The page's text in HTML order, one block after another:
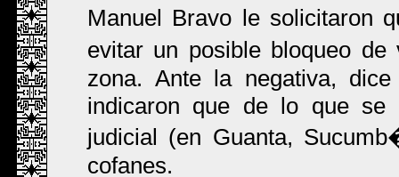
Manuel Bravo le solicitaron
evitar un posible bloqueo
zona. Ante la negativa,
indicaron que de lo que se
judicial (en Guanta,
cofanes.